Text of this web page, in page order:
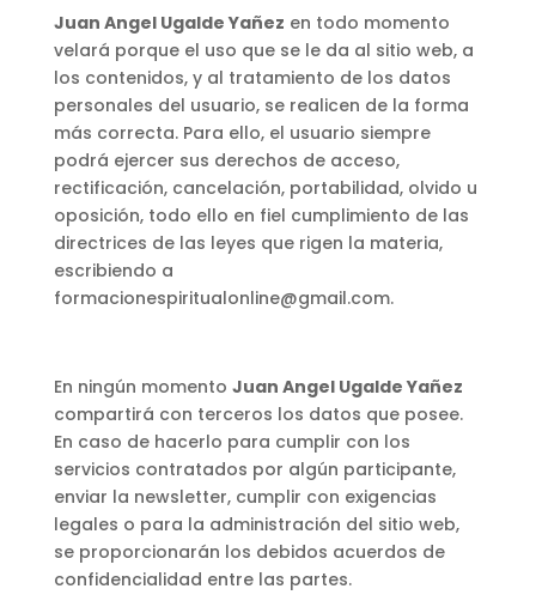
Juan Angel Ugalde Yañez en todo momento
velará porque el uso que se le da al sitio web, a
los contenidos, y al tratamiento de los datos
personales del usuario, se realicen de la forma
más correcta. Para ello, el usuario siempre
podrá ejercer sus derechos de acceso,
rectificación, cancelación, portabilidad, olvido u
oposición, todo ello en fiel cumplimiento de las
directrices de las leyes que rigen la materia,
escribiendo a
formacionespiritualonline@gmail.com.
En ningún momento Juan Angel Ugalde Yañez
compartirá con terceros los datos que posee.
En caso de hacerlo para cumplir con los
servicios contratados por algún participante,
enviar la newsletter, cumplir con exigencias
legales o para la administración del sitio web,
se proporcionarán los debidos acuerdos de
confidencialidad entre las partes.